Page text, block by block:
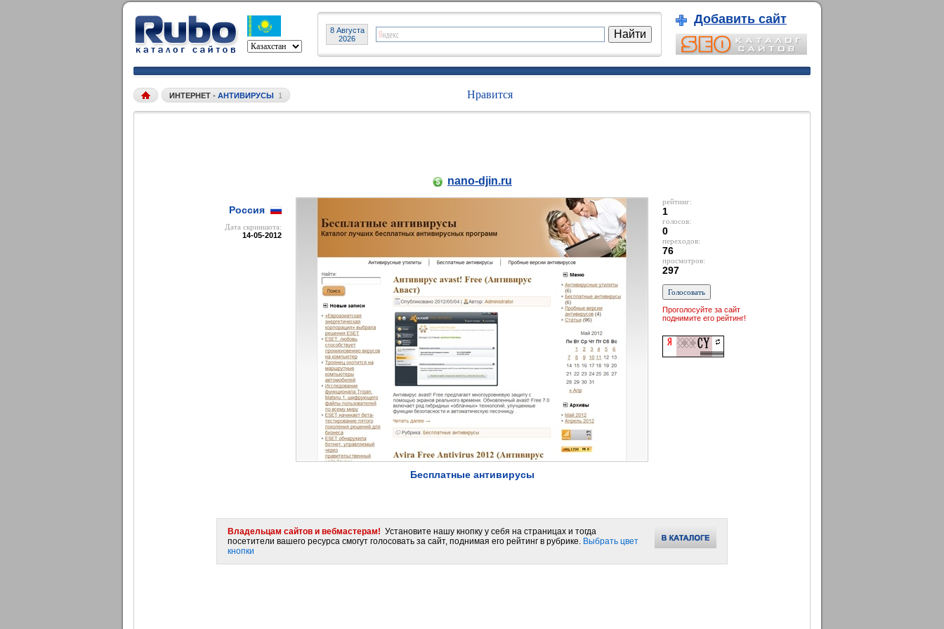
8 Августа
2026
Добавить сайт
ИНТЕРНЕТ • АНТИВИРУСЫ 1 Нравится
Россия
Дата cкриншота:
14-05-2012
nano-djin.ru
Бесплатные антивирусы
рейтинг:
1
голосов:
0
переходов:
76
просмотров:
297
Проголосуйте за сайт
поднимите его рейтинг!
Владельцам сайтов и вебмастерам! Установите нашу кнопку у себя на страницах и тогда
посетители вашего ресурса смогут голосовать за сайт, поднимая его рейтинг в рубрике. Выбрать цвет
кнопки